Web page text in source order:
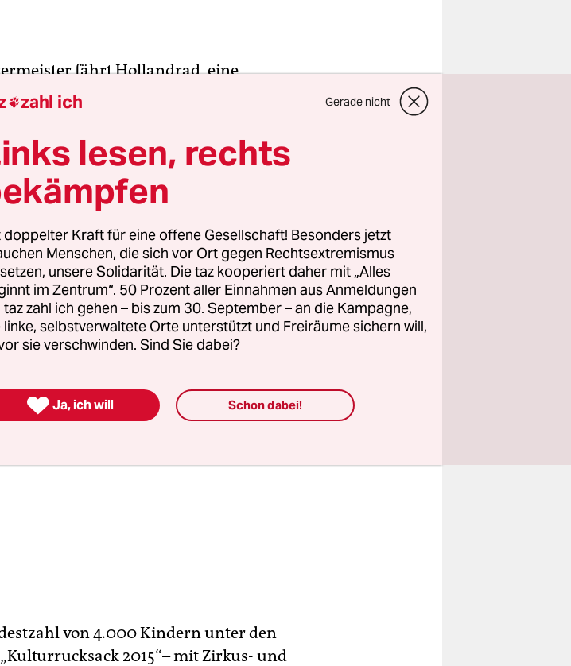
fährt Hollandrad, eine
geht es zum Fähranleger. Dort
altes Boot, um ihn über den Rhein von
Der Fluss glitzert in der Sonne;
Zimmermann will mit dem
und Mettbrötchen ein gemeinsames
erläutert Zimmermann der lokalen
für die fünfstelligen
von 4.000 Kindern unter den
2015“– mit Zirkus- und
zahl ich Gerade nicht
lesen, rechts
doppelter Kraft für eine offene Gesellschaft! Besonders jetzt
Menschen, die sich vor Ort gegen Rechtsextremismus
unsere Solidarität. Die taz kooperiert daher mit „Alles
im Zentrum“. 50 Prozent aller Einnahmen aus Anmeldungen
taz zahl ich gehen – bis zum 30. September – an die Kampagne,
linke, selbstverwaltete Orte unterstützt und Freiräume sichern will,
sie verschwinden. Sind Sie dabei?
 Ja, ich will Schon dabei!